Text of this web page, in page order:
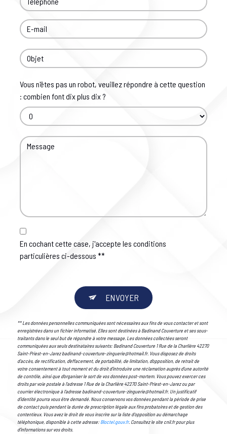
Vous n'êtes pas un robot, veuillez répondre à cette question
: combien font dix plus dix ?
En cochant cette case, j'accepte les conditions
particulières ci-dessous **
ENVOYER
** Les données personnelles communiquées sont nécessaires aux fins de vous contacter et sont
enregistrées dans un fichier informatisé. Elles sont destinées à Badinand Couverture et ses sous-
traitants dans le seul but de répondre à votre message. Les données collectées seront
communiquées aux seuls destinataires suivants: Badinand Couverture 1 Rue de la Charlière 42270
Saint-Priest-en-Jarez badinand-couverture-zinguerie@hotmail.fr. Vous disposez de droits
d’accès, de rectification, d’effacement, de portabilité, de limitation, d’opposition, de retrait de
votre consentement à tout moment et du droit d’introduire une réclamation auprès d’une autorité
de contrôle, ainsi que d’organiser le sort de vos données post-mortem. Vous pouvez exercer ces
droits par voie postale à l'adresse 1 Rue de la Charlière 42270 Saint-Priest-en-Jarez ou par
courrier électronique à l'adresse badinand-couverture-zinguerie@hotmail.fr. Un justificatif
d'identité pourra vous être demandé. Nous conservons vos données pendant la période de prise
de contact puis pendant la durée de prescription légale aux fins probatoires et de gestion des
contentieux. Vous avez le droit de vous inscrire sur la liste d'opposition au démarchage
téléphonique, disponible à cette adresse: Bloctel.gouv.fr. Consultez le site cnil.fr pour plus
d’informations sur vos droits.